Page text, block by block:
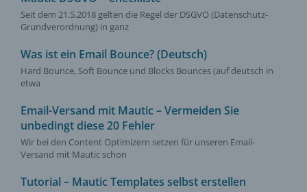
Seit dem 21.5.2018 gelten die Regel der DSGVO (Datenschutz-
Grundverordnung) in ganz
Was ist ein Email Bounce? (Deutsch)
Hard Bounce, Soft Bounce und Blocks Bounces (auf deutsch in
etwa
Email-Versand mit Mautic – Vermeiden Sie
unbedingt diese 20 Fehler
Wir bei den Content Optimizern setzen für unseren Email-
Versand mit Mautic schon
Tutorial – Mautic Templates selbst erstellen